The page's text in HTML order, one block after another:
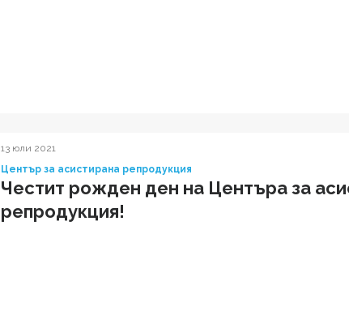
13 юли 2021
Център за асистирана репродукция
Честит рожден ден на Центъра за
репродукция!